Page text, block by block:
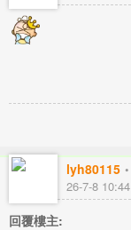
lyh80115
26-7-8 10:44
回覆樓主: